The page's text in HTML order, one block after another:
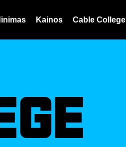
Kainos Cable College